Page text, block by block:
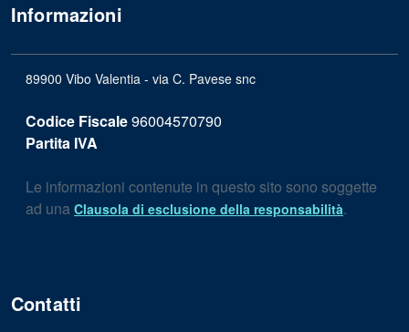
Informazioni
89900 Vibo Valentia - via C. Pavese snc
Codice Fiscale96004570790
Partita IVA
Le informazioni contenute in questo sito sono soggette
ad una Clausola di esclusione della responsabilità.
Contatti